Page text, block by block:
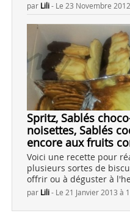
par Lili- Le 23 Novembre
Spritz, Sablés
noisettes, Sablés
encore aux fruits
Voici une recette pour
plusieurs sortes de
offrir ou à déguster à
par Lili- Le 21 Janvier 2013 à